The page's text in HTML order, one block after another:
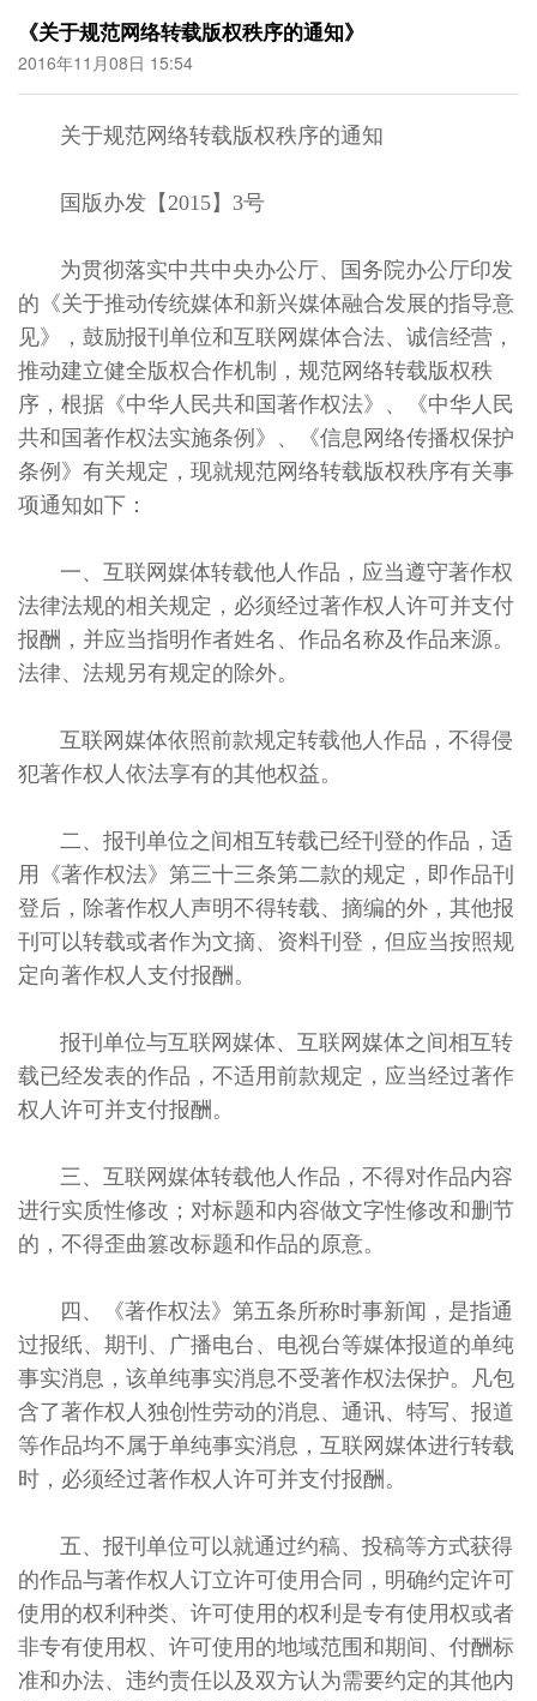
《关于规范网络转载版权秩序的通知》
2016年11月08日 15:54
关于规范网络转载版权秩序的通知
国版办发【2015】3号
为贯彻落实中共中央办公厅、国务院办公厅印发
的《关于推动传统媒体和新兴媒体融合发展的指导意
见》，鼓励报刊单位和互联网媒体合法、诚信经营，
推动建立健全版权合作机制，规范网络转载版权秩
序，根据《中华人民共和国著作权法》、《中华人民
共和国著作权法实施条例》、《信息网络传播权保护
条例》有关规定，现就规范网络转载版权秩序有关事
项通知如下：
一、互联网媒体转载他人作品，应当遵守著作权
法律法规的相关规定，必须经过著作权人许可并支付
报酬，并应当指明作者姓名、作品名称及作品来源。
法律、法规另有规定的除外。
互联网媒体依照前款规定转载他人作品，不得侵
犯著作权人依法享有的其他权益。
二、报刊单位之间相互转载已经刊登的作品，适
用《著作权法》第三十三条第二款的规定，即作品刊
登后，除著作权人声明不得转载、摘编的外，其他报
刊可以转载或者作为文摘、资料刊登，但应当按照规
定向著作权人支付报酬。
报刊单位与互联网媒体、互联网媒体之间相互转
载已经发表的作品，不适用前款规定，应当经过著作
权人许可并支付报酬。
三、互联网媒体转载他人作品，不得对作品内容
进行实质性修改；对标题和内容做文字性修改和删节
的，不得歪曲篡改标题和作品的原意。
四、《著作权法》第五条所称时事新闻，是指通
过报纸、期刊、广播电台、电视台等媒体报道的单纯
事实消息，该单纯事实消息不受著作权法保护。凡包
含了著作权人独创性劳动的消息、通讯、特写、报道
等作品均不属于单纯事实消息，互联网媒体进行转载
时，必须经过著作权人许可并支付报酬。
五、报刊单位可以就通过约稿、投稿等方式获得
的作品与著作权人订立许可使用合同，明确约定许可
使用的权利种类、许可使用的权利是专有使用权或者
非专有使用权、许可使用的地域范围和期间、付酬标
准和办法、违约责任以及双方认为需要约定的其他内